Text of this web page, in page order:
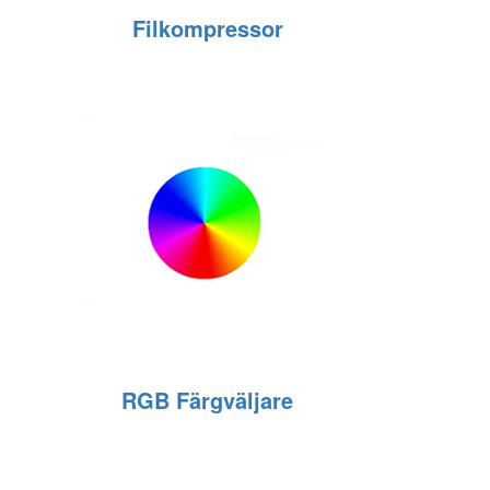
Filkompressor
RGB Färgväljare